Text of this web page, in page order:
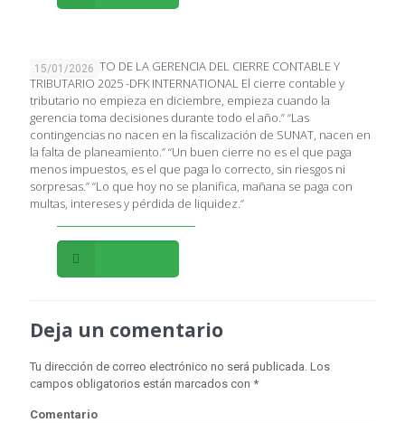
15/01/2026
PLANEAMIENTO DE LA GERENCIA DEL CIERRE CONTABLE Y
TRIBUTARIO 2025 -DFK INTERNATIONAL El cierre contable y
tributario no empieza en diciembre, empieza cuando la
gerencia toma decisiones durante todo el año.” “Las
contingencias no nacen en la fiscalización de SUNAT, nacen en
la falta de planeamiento.” “Un buen cierre no es el que paga
menos impuestos, es el que paga lo correcto, sin riesgos ni
sorpresas.” “Lo que hoy no se planifica, mañana se paga con
multas, intereses y pérdida de liquidez.”
Deja un comentario
Tu dirección de correo electrónico no será publicada. Los
campos obligatorios están marcados con *
Comentario